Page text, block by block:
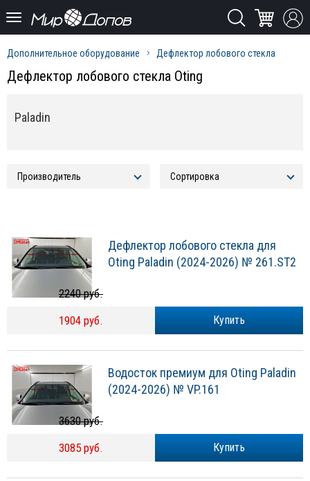
Дополнительное оборудование Дефлектор лобового стекла
Дефлектор лобового стекла Oting
Paladin
Дефлектор лобового стекла для
Oting Paladin (2024-2026) № 261.ST2
Купить
2240 руб.
1904 руб.
Водосток премиум для Oting Paladin
(2024-2026) № VP.161
Купить
3630 руб.
3085 руб.